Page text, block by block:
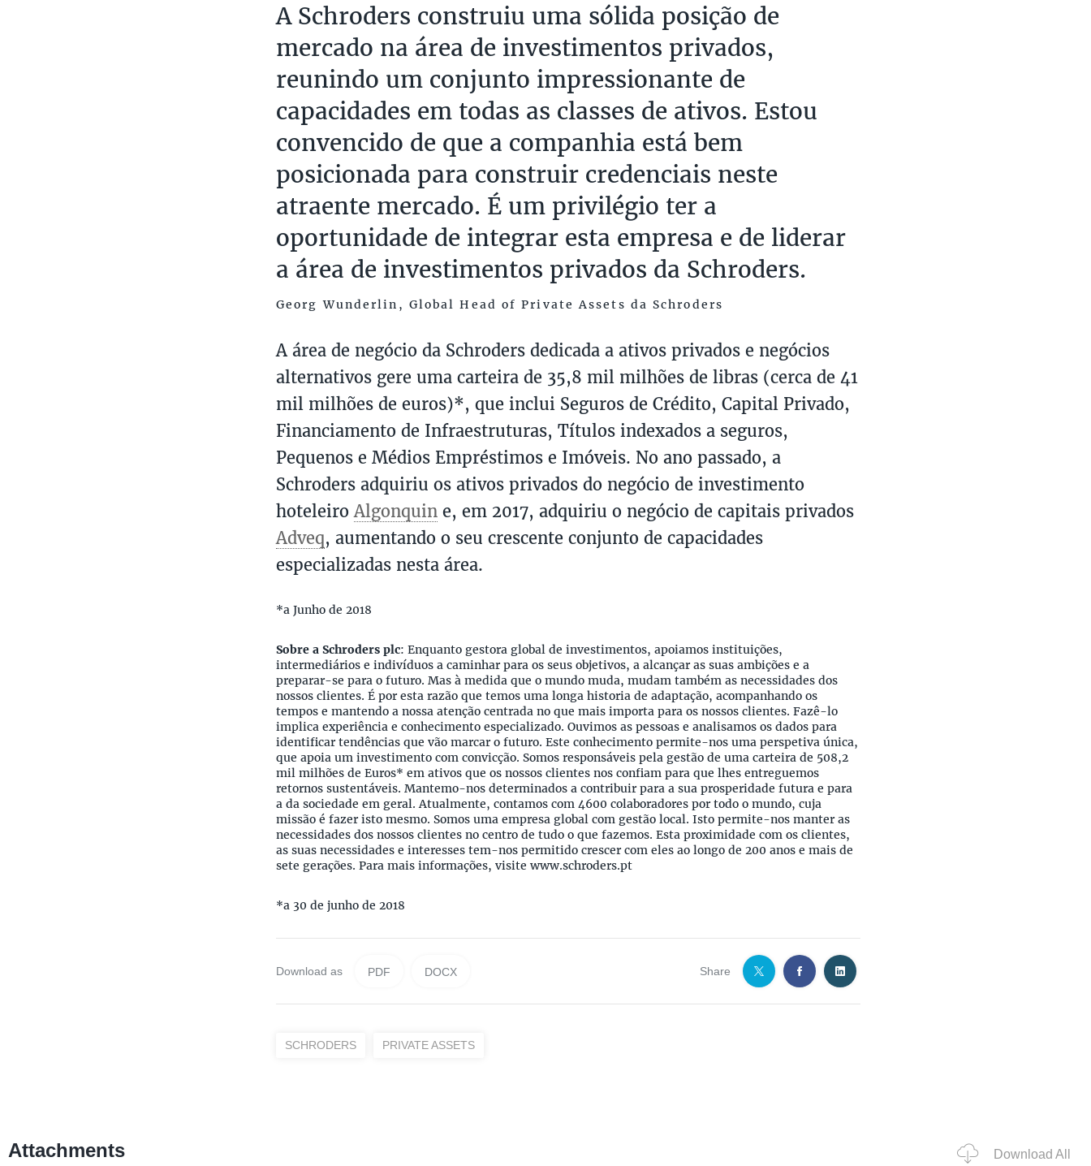
A Schroders construiu uma sólida posição de
mercado na área de investimentos privados,
reunindo um conjunto impressionante de
capacidades em todas as classes de ativos. Estou
convencido de que a companhia está bem
posicionada para construir credenciais neste
atraente mercado. É um privilégio ter a
oportunidade de integrar esta empresa e de liderar
a área de investimentos privados da Schroders.
Georg Wunderlin, Global Head of Private Assets da Schroders
A área de negócio da Schroders dedicada a ativos privados e negócios
alternativos gere uma carteira de 35,8 mil milhões de libras (cerca de 41
mil milhões de euros)*, que inclui Seguros de Crédito, Capital Privado,
Financiamento de Infraestruturas, Títulos indexados a seguros,
Pequenos e Médios Empréstimos e Imóveis. No ano passado, a
Schroders adquiriu os ativos privados do negócio de investimento
hoteleiro Algonquin e, em 2017, adquiriu o negócio de capitais privados
Adveq, aumentando o seu crescente conjunto de capacidades
especializadas nesta área.
*a Junho de 2018
Sobre a Schroders plc: Enquanto gestora global de investimentos, apoiamos instituições,
intermediários e indivíduos a caminhar para os seus objetivos, a alcançar as suas ambições e a
preparar-se para o futuro. Mas à medida que o mundo muda, mudam também as necessidades dos
nossos clientes. É por esta razão que temos uma longa historia de adaptação, acompanhando os
tempos e mantendo a nossa atenção centrada no que mais importa para os nossos clientes. Fazê-lo
implica experiência e conhecimento especializado. Ouvimos as pessoas e analisamos os dados para
identificar tendências que vão marcar o futuro. Este conhecimento permite-nos uma perspetiva única,
que apoia um investimento com convicção. Somos responsáveis pela gestão de uma carteira de 508,2
mil milhões de Euros* em ativos que os nossos clientes nos confiam para que lhes entreguemos
retornos sustentáveis. Mantemo-nos determinados a contribuir para a sua prosperidade futura e para
a da sociedade em geral. Atualmente, contamos com 4600 colaboradores por todo o mundo, cuja
missão é fazer isto mesmo. Somos uma empresa global com gestão local. Isto permite-nos manter as
necessidades dos nossos clientes no centro de tudo o que fazemos. Esta proximidade com os clientes,
as suas necessidades e interesses tem-nos permitido crescer com eles ao longo de 200 anos e mais de
sete gerações. Para mais informações, visite www.schroders.pt
*a 30 de junho de 2018
Download as PDF DOCX Share
SCHRODERS PRIVATE ASSETS
Attachments Download All